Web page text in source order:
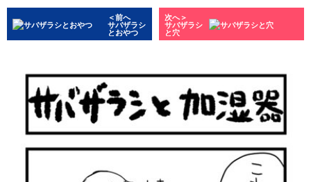
＜前へ
サバザラシ
とおやつ
次へ＞
サバザラシ
と穴